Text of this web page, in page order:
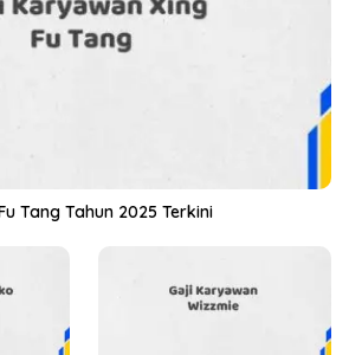
Tang Tahun 2025 Terkini